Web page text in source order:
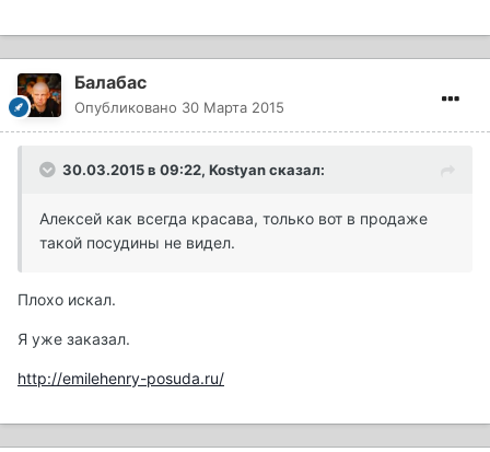
Балабас
Опубликовано 30 Марта 2015
30.03.2015 в 09:22, Kostyan сказал:
Алексей как всегда красава, только вот в продаже
такой посудины не видел.
Плохо искал.
Я уже заказал.
http://emilehenry-posuda.ru/